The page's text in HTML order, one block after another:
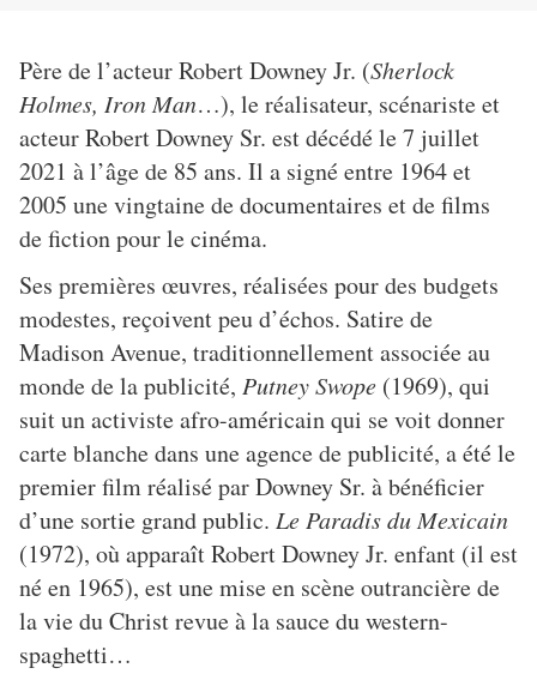
Père de l’acteur Robert Downey Jr. (Sherlock
Holmes, Iron Man…), le réalisateur, scénariste et
acteur Robert Downey Sr. est décédé le 7 juillet
2021 à l’âge de 85 ans. Il a signé entre 1964 et
2005 une vingtaine de documentaires et de films
de fiction pour le cinéma.
Ses premières œuvres, réalisées pour des budgets
modestes, reçoivent peu d’échos. Satire de
Madison Avenue, traditionnellement associée au
monde de la publicité, Putney Swope (1969), qui
suit un activiste afro-américain qui se voit donner
carte blanche dans une agence de publicité, a été le
premier film réalisé par Downey Sr. à bénéficier
d’une sortie grand public. Le Paradis du Mexicain
(1972), où apparaît Robert Downey Jr. enfant (il est
né en 1965), est une mise en scène outrancière de
la vie du Christ revue à la sauce du western-
spaghetti…